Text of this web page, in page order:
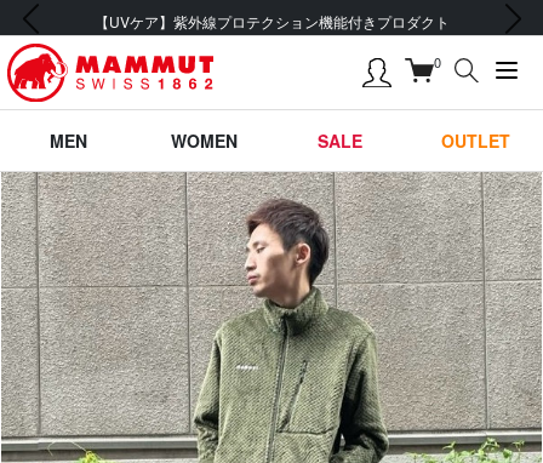
【UVケア】紫外線プロテクション機能付きプロダクト
前の画像 次の画像
0
MEN WOMEN SALE OUTLET